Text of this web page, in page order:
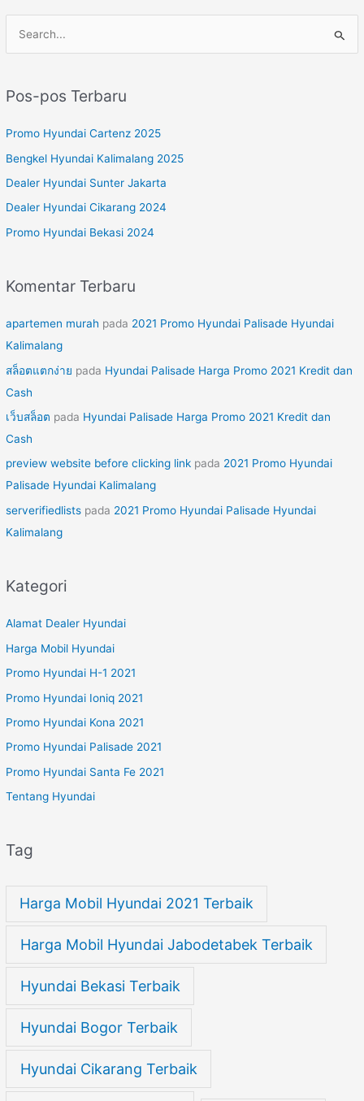
i
u
k
:
Pos-pos Terbaru
Promo Hyundai Cartenz 2025
Bengkel Hyundai Kalimalang 2025
Dealer Hyundai Sunter Jakarta
Dealer Hyundai Cikarang 2024
Promo Hyundai Bekasi 2024
Komentar Terbaru
apartemen murah pada 2021 Promo Hyundai Palisade Hyundai
Kalimalang
สล็อตแตกง่าย pada Hyundai Palisade Harga Promo 2021 Kredit dan
Cash
เว็บสล็อต pada Hyundai Palisade Harga Promo 2021 Kredit dan
Cash
preview website before clicking link pada 2021 Promo Hyundai
Palisade Hyundai Kalimalang
serverifiedlists pada 2021 Promo Hyundai Palisade Hyundai
Kalimalang
Kategori
Alamat Dealer Hyundai
Harga Mobil Hyundai
Promo Hyundai H-1 2021
Promo Hyundai Ioniq 2021
Promo Hyundai Kona 2021
Promo Hyundai Palisade 2021
Promo Hyundai Santa Fe 2021
Tentang Hyundai
Tag
Harga Mobil Hyundai 2021 Terbaik
Harga Mobil Hyundai Jabodetabek Terbaik
Hyundai Bekasi Terbaik
Hyundai Bogor Terbaik
Hyundai Cikarang Terbaik